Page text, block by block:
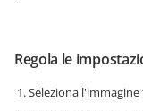
Regola le
Seleziona